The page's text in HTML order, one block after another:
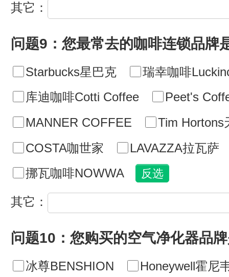
其它：
问题9：您最常去的咖啡连锁品牌
Starbucks星巴克
瑞幸咖啡
库迪咖啡Cotti Coffee
Peet's
MANNER COFFEE
Tim Hortons
COSTA咖世家
LAVAZZA拉瓦萨
挪瓦咖啡NOWWA
其它：
问题10：您购买的空气净化器品
冰尊BENSHION Honeywell霍尼